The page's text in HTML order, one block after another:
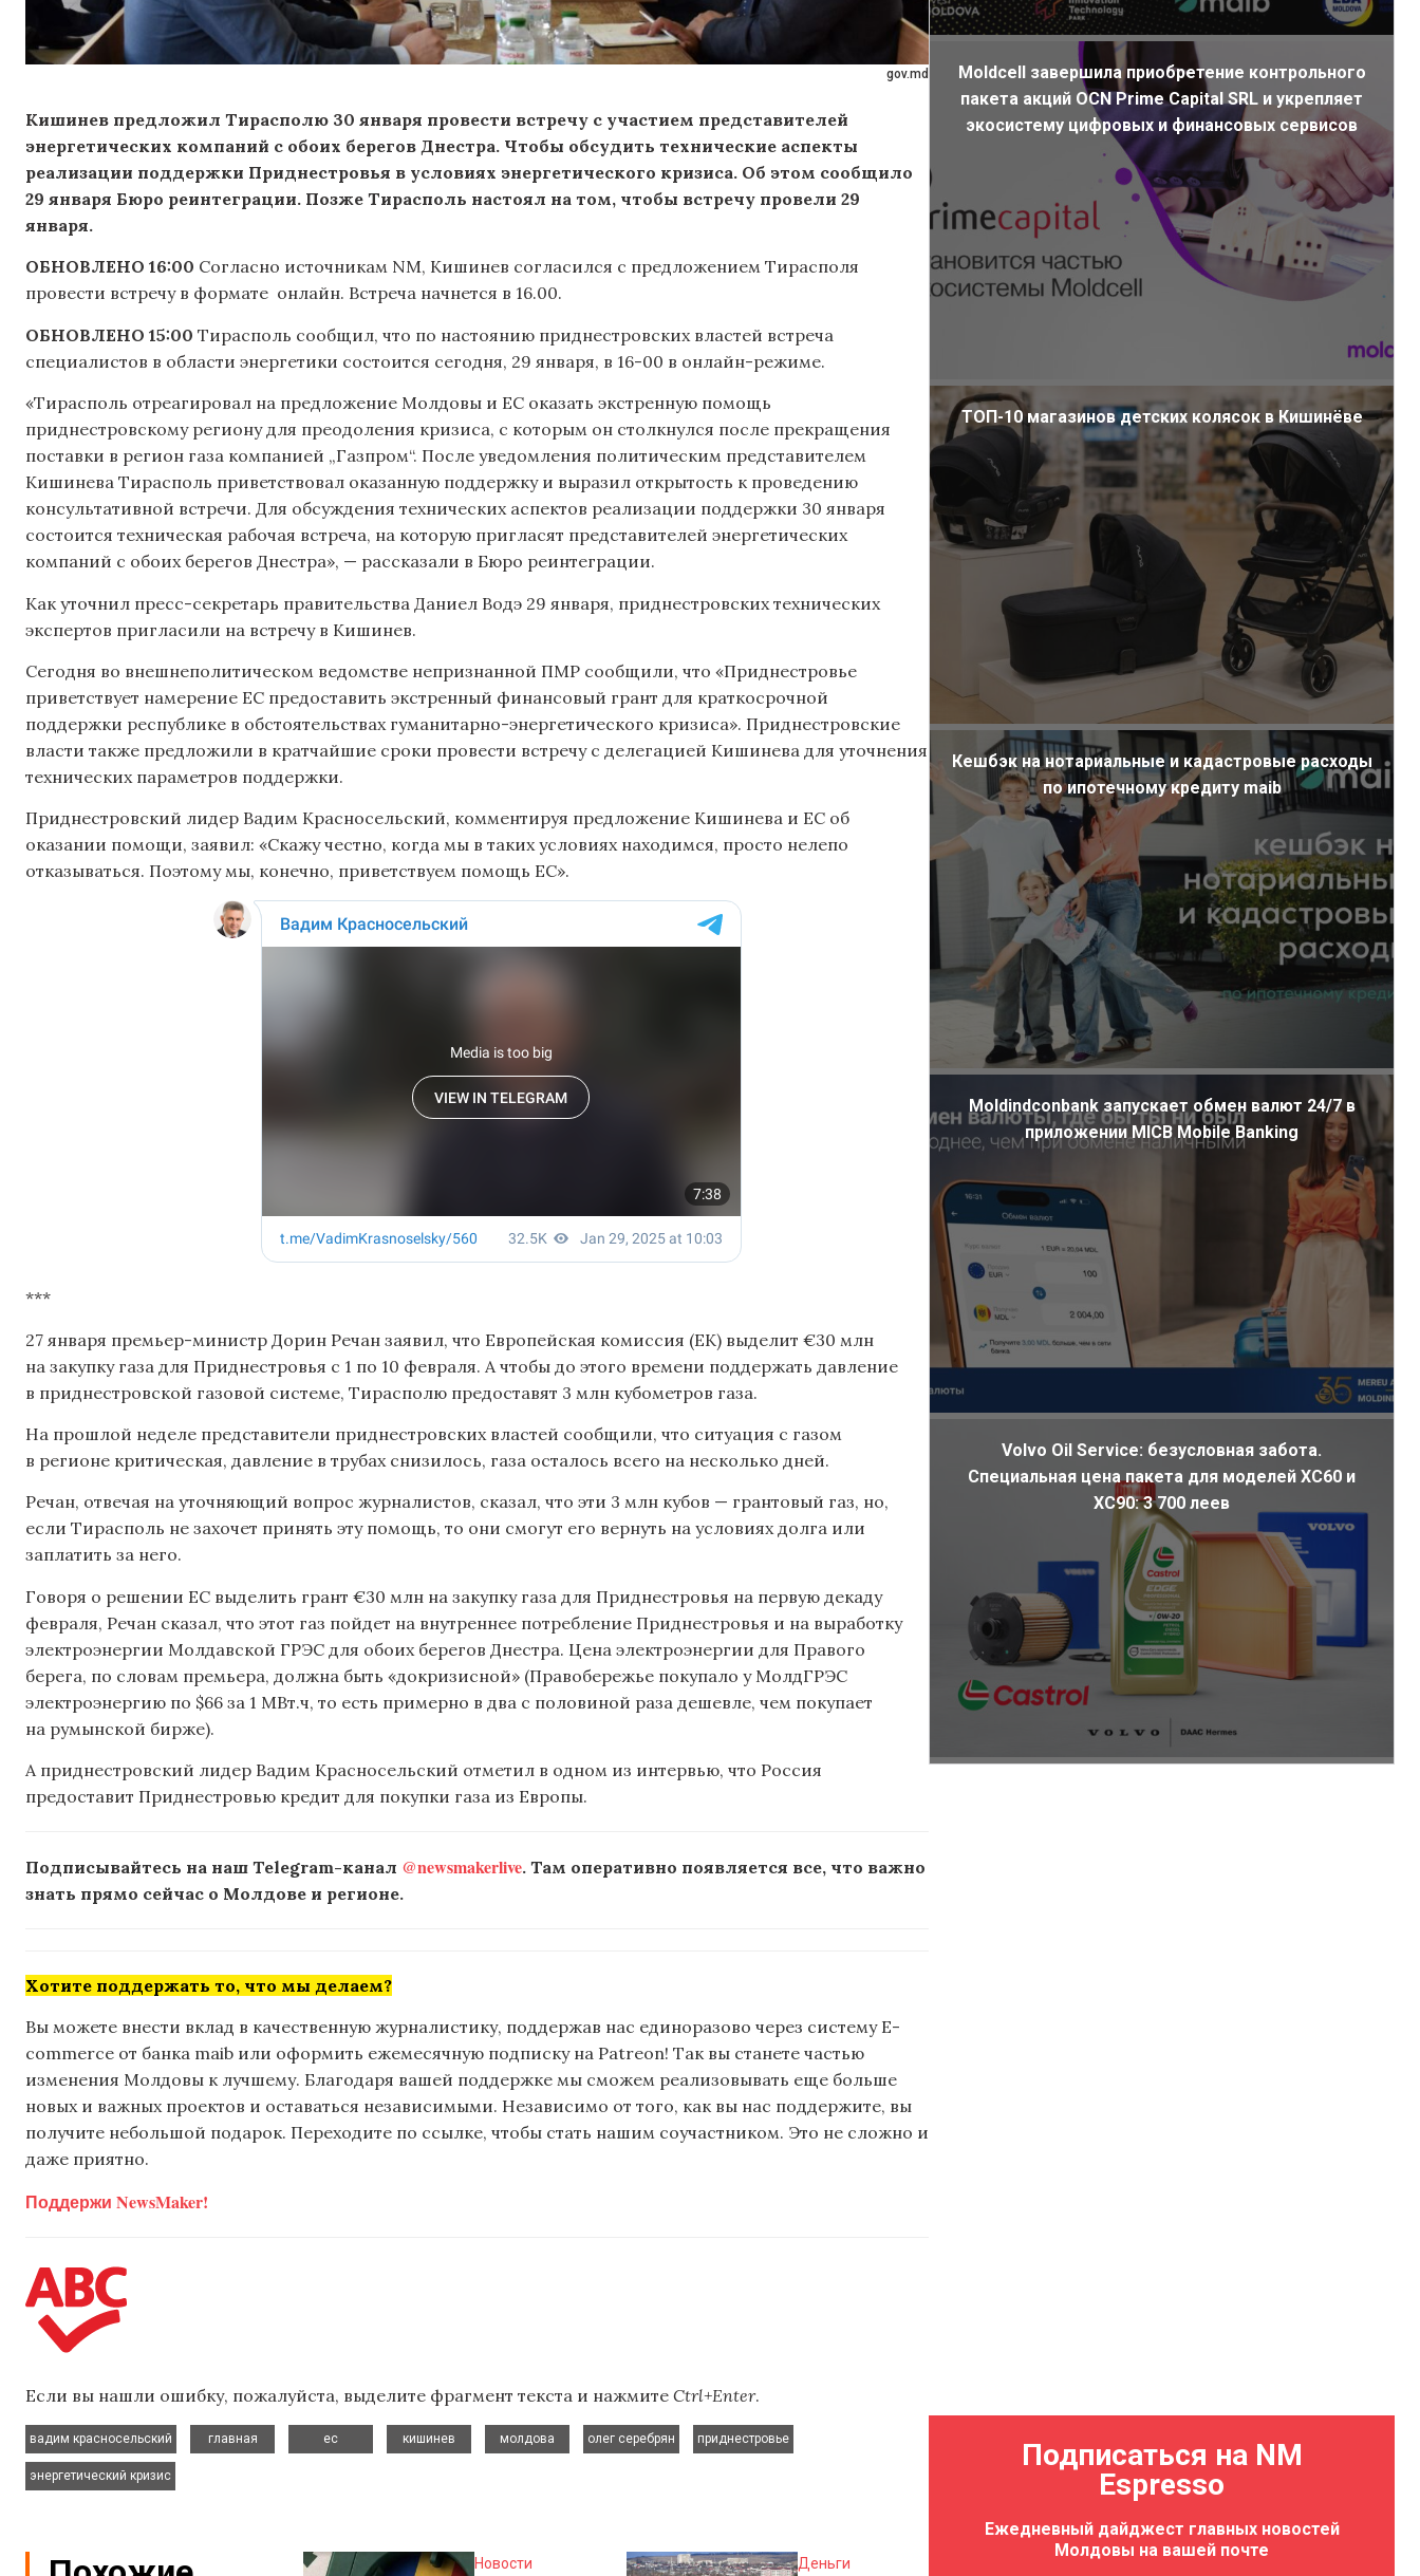
gov.md
Кишинев предложил Тирасполю 30 января провести встречу с участием представителей
энергетических компаний с обоих берегов Днестра. Чтобы обсудить технические аспекты
реализации поддержки Приднестровья в условиях энергетического кризиса. Об этом сообщило
29 января Бюро реинтеграции. Позже Тирасполь настоял на том, чтобы встречу провели 29
января.
ОБНОВЛЕНО 16:00 Согласно источникам NM, Кишинев согласился с предложением Тирасполя
провести встречу в формате онлайн. Встреча начнется в 16.00.
ОБНОВЛЕНО 15:00 Тирасполь сообщил, что по настоянию приднестровских властей встреча
специалистов в области энергетики состоится сегодня, 29 января, в 16-00 в онлайн-режиме.
«Тирасполь отреагировал на предложение Молдовы и ЕС оказать экстренную помощь
приднестровскому региону для преодоления кризиса, с которым он столкнулся после прекращения
поставки в регион газа компанией „Газпром“. После уведомления политическим представителем
Кишинева Тирасполь приветствовал оказанную поддержку и выразил открытость к проведению
консультативной встречи. Для обсуждения технических аспектов реализации поддержки 30 января
состоится техническая рабочая встреча, на которую пригласят представителей энергетических
компаний с обоих берегов Днестра», — рассказали в Бюро реинтеграции.
Как уточнил пресс-секретарь правительства Даниел Водэ 29 января, приднестровских технических
экспертов пригласили на встречу в Кишинев.
Сегодня во внешнеполитическом ведомстве непризнанной ПМР сообщили, что «Приднестровье
приветствует намерение ЕС предоставить экстренный финансовый грант для краткосрочной
поддержки республике в обстоятельствах гуманитарно-энергетического кризиса». Приднестровские
власти также предложили в кратчайшие сроки провести встречу с делегацией Кишинева для уточнения
технических параметров поддержки.
Приднестровский лидер Вадим Красносельский, комментируя предложение Кишинева и ЕС об
оказании помощи, заявил: «Скажу честно, когда мы в таких условиях находимся, просто нелепо
отказываться. Поэтому мы, конечно, приветствуем помощь ЕС».
***
27 января премьер-министр Дорин Речан заявил, что Европейская комиссия (ЕК) выделит €30 млн
на закупку газа для Приднестровья с 1 по 10 февраля. А чтобы до этого времени поддержать давление
в приднестровской газовой системе, Тирасполю предоставят 3 млн кубометров газа.
На прошлой неделе представители приднестровских властей сообщили, что ситуация с газом
в регионе критическая, давление в трубах снизилось, газа осталось всего на несколько дней.
Речан, отвечая на уточняющий вопрос журналистов, сказал, что эти 3 млн кубов — грантовый газ, но,
если Тирасполь не захочет принять эту помощь, то они смогут его вернуть на условиях долга или
заплатить за него.
Говоря о решении ЕС выделить грант €30 млн на закупку газа для Приднестровья на первую декаду
февраля, Речан сказал, что этот газ пойдет на внутреннее потребление Приднестровья и на выработку
электроэнергии Молдавской ГРЭС для обоих берегов Днестра. Цена электроэнергии для Правого
берега, по словам премьера, должна быть «докризисной» (Правобережье покупало у МолдГРЭС
электроэнергию по $66 за 1 МВт.ч, то есть примерно в два с половиной раза дешевле, чем покупает
на румынской бирже).
А приднестровский лидер Вадим Красносельский отметил в одном из интервью, что Россия
предоставит Приднестровью кредит для покупки газа из Европы.
Подписывайтесь на наш Telegram-канал @newsmakerlive. Там оперативно появляется все, что важно
знать прямо сейчас о Молдове и регионе.
Хотите поддержать то, что мы делаем?
Вы можете внести вклад в качественную журналистику, поддержав нас единоразово через систему E-
commerce от банка maib или оформить ежемесячную подписку на Patreon! Так вы станете частью
изменения Молдовы к лучшему. Благодаря вашей поддержке мы сможем реализовывать еще больше
новых и важных проектов и оставаться независимыми. Независимо от того, как вы нас поддержите, вы
получите небольшой подарок. Переходите по ссылке, чтобы стать нашим соучастником. Это не сложно и
даже приятно.
Поддержи NewsMaker!
Если вы нашли ошибку, пожалуйста, выделите фрагмент текста и нажмите Ctrl+Enter.
вадим красносельский
главная
ес
кишинев
молдова
олег серебрян
приднестровье
энергетический кризис
Новости Деньги
Moldcell завершила приобретение контрольного
пакета акций OCN Prime Capital SRL и укрепляет
экосистему цифровых и финансовых сервисов
ТОП-10 магазинов детских колясок в Кишинёве
Кешбэк на нотариальные и кадастровые расходы
по ипотечному кредиту maib
Moldindconbank запускает обмен валют 24/7 в
приложении MICB Mobile Banking
Volvo Oil Service: безусловная забота.
Специальная цена пакета для моделей XC60 и
XC90: 3 700 леев
Подписаться на NM
Espresso
Ежедневный дайджест главных новостей
Молдовы на вашей почте